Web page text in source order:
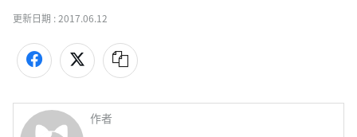
更新日期 :2017.06.12
作者